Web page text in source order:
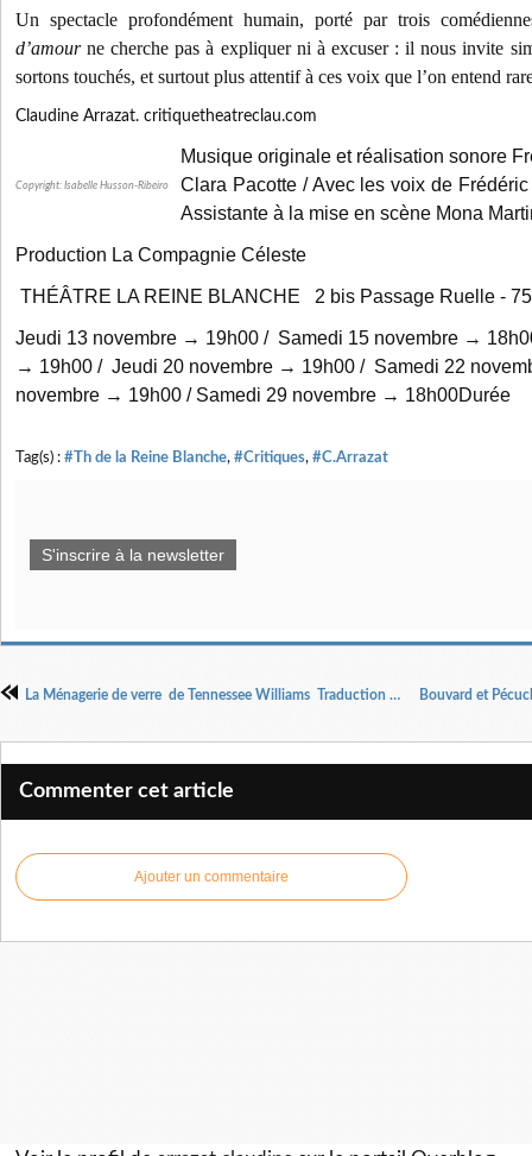
Un spectacle profondément humain, porté par trois
d’amourne cherche pas à expliquer ni à excuser : il nous invite
sortons touchés, et surtout plus attentif à ces voix que l’on entend
Claudine Arrazat. critiquetheatreclau.com
Copyright: Isabelle Husson-Ribeiro
Musique originale et réalisation sonore
Clara Pacotte / Avec les voix de
Assistante à la mise en scène Mona
Production La Compagnie Céleste
THÉÂTRE LA REINE BLANCHE 2 bis Passage Ruelle -
Jeudi 13 novembre → 19h00 / Samedi 15 novembre →
→ 19h00 / Jeudi 20 novembre → 19h00 / Samedi 22
novembre → 19h00 / Samedi 29 novembre → 18h00Durée
Tag(s) : #Th de la Reine Blanche, #Critiques, #C.Arrazat
S'inscrire à la newsletter
La Ménagerie de verre de Tennessee Williams Traduction Isabelle Famchon Mise En Scène Philippe Person.
Commenter cet article
Ajouter un commentaire